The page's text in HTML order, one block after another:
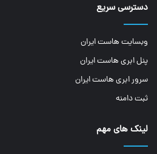
دسترسی سریع
وبسایت هاست ایران
پنل ابری هاست ایران
سرور ابری هاست ایران
ثبت دامنه
لینک های مهم